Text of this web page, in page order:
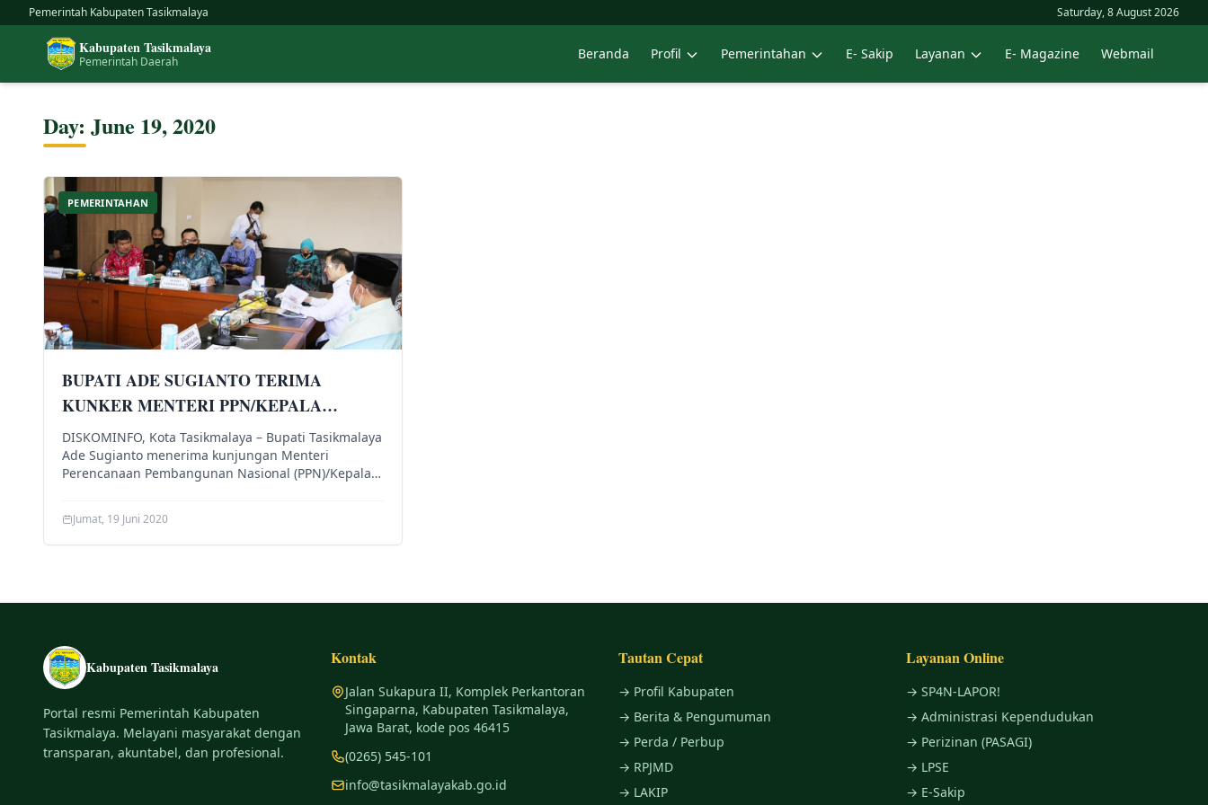
content
Pemerintah Kabupaten Tasikmalaya Saturday, 8 August 2026
Kabupaten Tasikmalaya
Pemerintah Daerah Beranda Profil Pemerintahan E- Sakip Layanan E- Magazine Webmail
Day: June 19, 2020
PEMERINTAHAN
BUPATI ADE SUGIANTO TERIMA
KUNKER MENTERI PPN/KEPALA
BAPPENAS KE TASIKMALAYA
DISKOMINFO, Kota Tasikmalaya – Bupati Tasikmalaya
Ade Sugianto menerima kunjungan Menteri
Perencanaan Pembangunan Nasional (PPN)/Kepala
Jumat, 19 Juni 2020
Kabupaten Tasikmalaya
Portal resmi Pemerintah Kabupaten
Tasikmalaya. Melayani masyarakat dengan
transparan, akuntabel, dan profesional.
Kontak
Jalan Sukapura II, Komplek Perkantoran
Singaparna, Kabupaten Tasikmalaya,
Jawa Barat, kode pos 46415
(0265) 545-101
info@tasikmalayakab.go.id
Tautan Cepat
→ Profil Kabupaten
→ Berita & Pengumuman
→ Perda / Perbup
→ RPJMD
→ LAKIP
Layanan Online
→ SP4N-LAPOR!
→ Administrasi Kependudukan
→ Perizinan (PASAGI)
→ LPSE
→ E-Sakip